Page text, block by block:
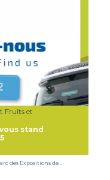
Fruits et
stand
des Expositions de…